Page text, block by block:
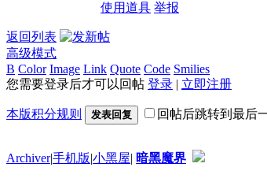
使用道具 举报
返回列表
高级模式
B Color Image Link Quote Code Smilies
您需要登录后才可以回帖 登录 | 立即注册
本版积分规则 发表回复 回帖后跳转到最后
Archiver|手机版|小黑屋| 暗黑魔界